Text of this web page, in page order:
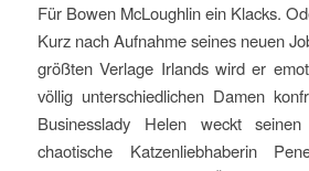
Für Bowen McLoughlin ein Klacks.
Kurz nach Aufnahme seines neuen
größten Verlage Irlands wird er
völlig unterschiedlichen Damen
Businesslady Helen weckt
chaotische Katzenliebhaberin